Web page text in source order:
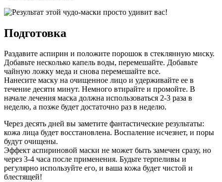
Подготовка
Раздавите аспирин и положите порошок в стеклянную миску.
Добавьте несколько капель воды, перемешайте. Добавьте
чайную ложку меда и снова перемешайте все.
Нанесите маску на очищенное лицо и удерживайте ее в
течение десяти минут. Немного втирайте и промойте. В
начале лечения маска должна использоваться 2-3 раза в
неделю, а позже будет достаточно раз в неделю.
Через десять дней вы заметите фантастические результаты:
кожа лица будет восстановлена. Воспаление исчезнет, ​​и поры
будут очищены.
Эффект аспириновой маски не может быть замечен сразу, но
через 3-4 часа после применения. Будьте терпеливы и
регулярно используйте его, и ваша кожа будет чистой и
блестящей!